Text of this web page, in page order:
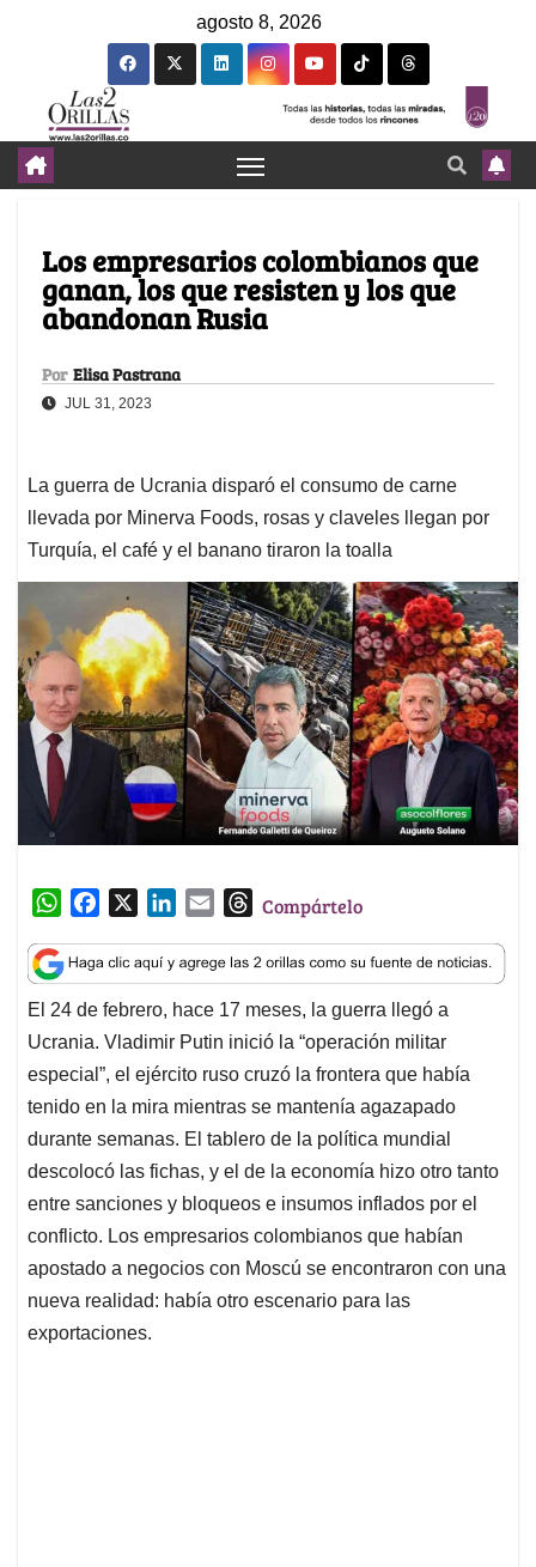
agosto 8, 2026
Los empresarios colombianos que
ganan, los que resisten y los que
abandonan Rusia
Por Elisa Pastrana
JUL 31, 2023
La guerra de Ucrania disparó el consumo de carne
llevada por Minerva Foods, rosas y claveles llegan por
Turquía, el café y el banano tiraron la toalla
W
a
t
s
A
p
p
c
e
b
o
o
k
n
k
e
d
I
n
a
i
T
r
e
a
d
s
Compártelo
El 24 de febrero, hace 17 meses, la guerra llegó a
Ucrania. Vladimir Putin inició la “operación militar
especial”, el ejército ruso cruzó la frontera que había
tenido en la mira mientras se mantenía agazapado
durante semanas. El tablero de la política mundial
descolocó las fichas, y el de la economía hizo otro tanto
entre sanciones y bloqueos e insumos inflados por el
conflicto. Los empresarios colombianos que habían
apostado a negocios con Moscú se encontraron con una
nueva realidad: había otro escenario para las
exportaciones.